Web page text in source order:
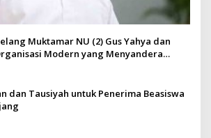
Muktamar NU (2) Gus Yahya dan
Modern yang Menyandera
dan Tausiyah untuk Penerima Beasiswa